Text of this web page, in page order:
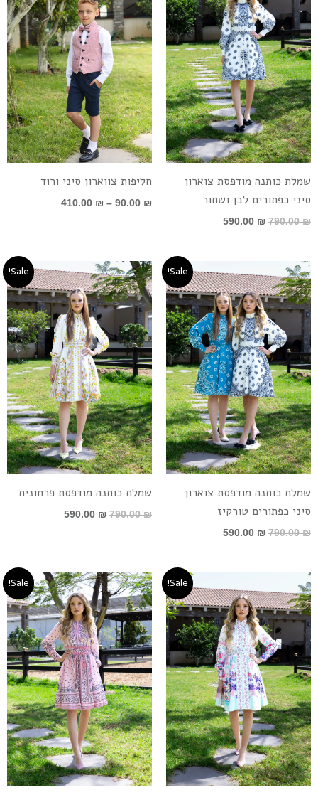
שמלת כותנה מודפסת צוארון
סיני כפתורים לבן ושחור
790.00₪
590.00 ₪
חליפות צווארון סיני ורוד
90.00 ₪
–
410.00 ₪
Sale!
שמלת כותנה מודפסת צוארון
סיני כפתורים טורקיז
790.00₪
המקורי
היה:
790.00 ₪.
590.00 ₪
הנוכחי
הוא:
590.00 ₪.
Sale!
שמלת כותנה מודפסת פרחונית
790.00₪
המחיר
המקורי
היה:
790.00 ₪.
590.00 ₪
המחיר
הנוכחי
הוא:
590.00 ₪.
Sale!
המקורי
היה:
790.00 ₪.
הנוכחי
הוא:
590.00 ₪.
Sale!
המחיר
המקורי
היה:
790.00 ₪.
המחיר
הנוכחי
הוא:
590.00 ₪.